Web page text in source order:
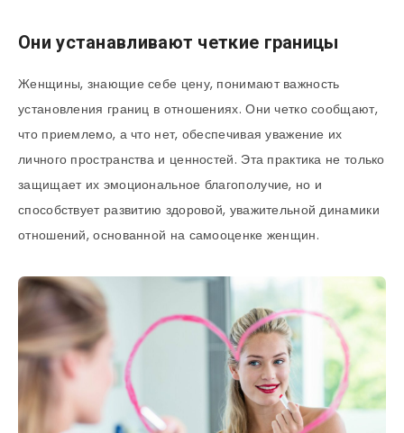
Они устанавливают четкие границы
Женщины, знающие себе цену, понимают важность
установления границ в отношениях. Они четко сообщают,
что приемлемо, а что нет, обеспечивая уважение их
личного пространства и ценностей. Эта практика не только
защищает их эмоциональное благополучие, но и
способствует развитию здоровой, уважительной динамики
отношений, основанной на самооценке женщин.